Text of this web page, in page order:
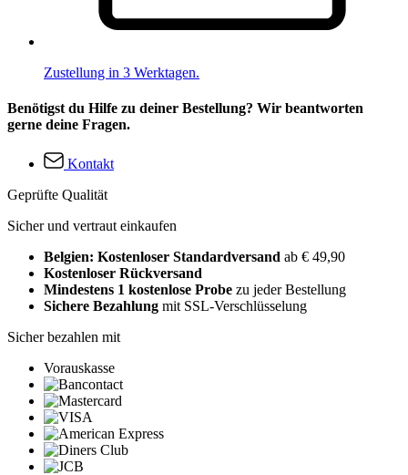
Zustellung in 3 Werktagen.
Benötigst du Hilfe zu deiner Bestellung? Wir beantworten
gerne deine Fragen.
Kontakt
Geprüfte Qualität
Sicher und vertraut einkaufen
Belgien: Kostenloser Standardversand ab € 49,90
Kostenloser Rückversand
Mindestens 1 kostenlose Probe zu jeder Bestellung
Sichere Bezahlung mit SSL-Verschlüsselung
Sicher bezahlen mit
Vorauskasse